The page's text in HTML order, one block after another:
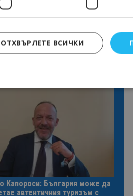
Капороси: България може да
автентичния туризъм с
ОТХВЪРЛЕТЕ ВСИЧКИ
Ефективност
основната функционалност на уебсайта, като
се използва правилно без строго
Валиден
Описание
7 дни
Тази бисквитка се
на потребителя за